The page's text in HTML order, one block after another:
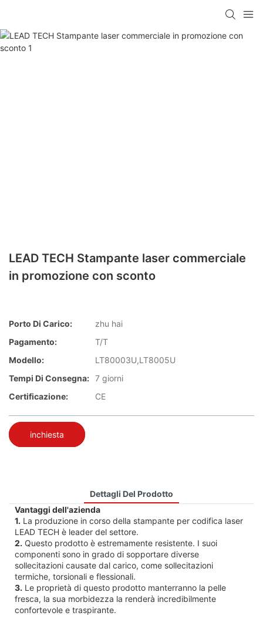
LEAD TECH Stampante laser commerciale
in promozione con sconto
Porto Di Carico:
zhu hai
Pagamento:
T/T
Modello:
LT80003U,LT8005U
Tempi Di Consegna: 7 giorni
Certificazione:
CE
inchiesta
Dettagli Del Prodotto
Vantaggi dell'azienda
1. La produzione in corso della stampante per codifica laser
LEAD TECH è leader del settore.
2. Questo prodotto è estremamente resistente. I suoi
componenti sono in grado di sopportare diverse
sollecitazioni causate dal carico, come sollecitazioni
termiche, torsionali e flessionali.
3. Le proprietà di questo prodotto manterranno la pelle
fresca, la sua morbidezza la renderà incredibilmente
confortevole e traspirante.